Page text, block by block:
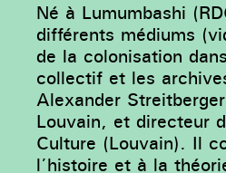
Né à Lumumbashi
différents médiums
de la colonisation
collectif et les
Alexander
Louvain, et directeur
Culture (Louvain). Il
l’histoire et à la